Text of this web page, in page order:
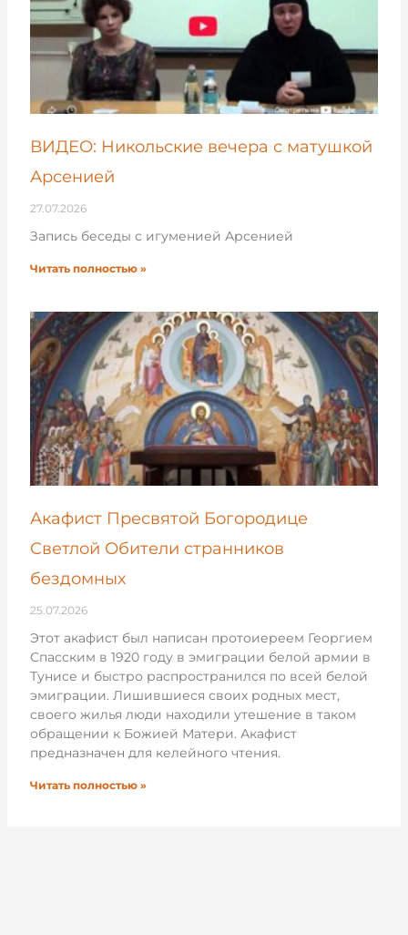
ВИДЕО: Никольские вечера с матушкой
Арсенией
27.07.2026
Запись беседы с игуменией Арсенией
Читать полностью »
Акафист Пресвятой Богородице
Светлой Обители странников
бездомных
25.07.2026
Этот акафист был написан протоиереем Георгием
Спасским в 1920 году в эмиграции белой армии в
Тунисе и быстро распространился по всей белой
эмиграции. Лишившиеся своих родных мест,
своего жилья люди находили утешение в таком
обращении к Божией Матери. Акафист
предназначен для келейного чтения.
Читать полностью »